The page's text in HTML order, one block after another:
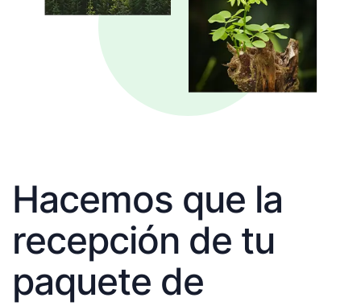
Hacemos que la
recepción de tu
paquete de